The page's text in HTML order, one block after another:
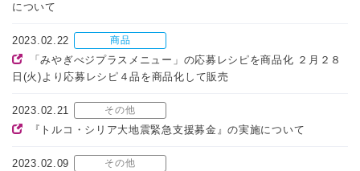
について
2023.02.22 商品
「みやぎべジプラスメニュー」の応募レシピを商品化 ２月２８
日(火)より応募レシピ４品を商品化して販売
2023.02.21 その他
『トルコ・シリア大地震緊急支援募金』の実施について
2023.02.09 その他